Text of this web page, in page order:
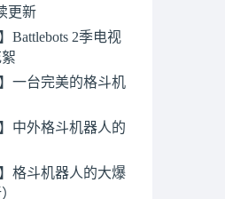
更新
Battlebots 2季电视
一台完美的格斗机
中外格斗机器人的
格斗机器人的大爆